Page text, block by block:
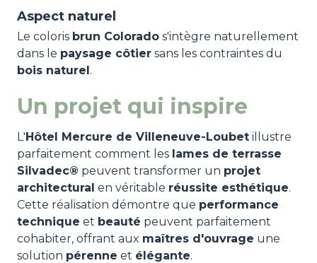
Aspect naturel
Le coloris brun Colorado s'intègre naturellement
dans le paysage côtier sans les contraintes du
bois naturel.
Un projet qui inspire
L'Hôtel Mercure de Villeneuve-Loubet illustre
parfaitement comment les lames de terrasse
Silvadec® peuvent transformer un projet
architectural en véritable réussite esthétique.
Cette réalisation démontre que performance
technique et beauté peuvent parfaitement
cohabiter, offrant aux maîtres d'ouvrage une
solution pérenne et élégante.